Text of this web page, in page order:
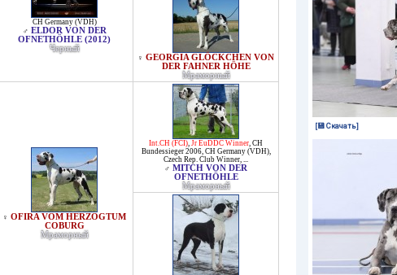
CH Germany (VDH)
♂ ELDOR VON DER
OFNETHÖHLE (2012)
Черный
♀ GEORGIA GLÖCKCHEN VON
DER FAHNER HÖHE
Мраморный
♀ OFIRA VOM HERZOGTUM
COBURG
Мраморный
Int.CH (FCI), Jr EuDDC Winner, CH
Bundessieger 2006, CH Germany (VDH),
Czech Rep. Club Winner, ...
♂ MITCH VON DER
OFNETHÖHLE
Мраморный
[💾 Скачать]